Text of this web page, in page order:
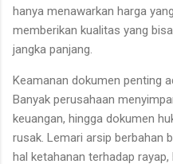
hanya menawarkan harga
memberikan kualitas yang
jangka panjang.
Keamanan dokumen penting
Banyak perusahaan
keuangan, hingga dokumen
rusak. Lemari arsip berbahan
hal ketahanan terhadap